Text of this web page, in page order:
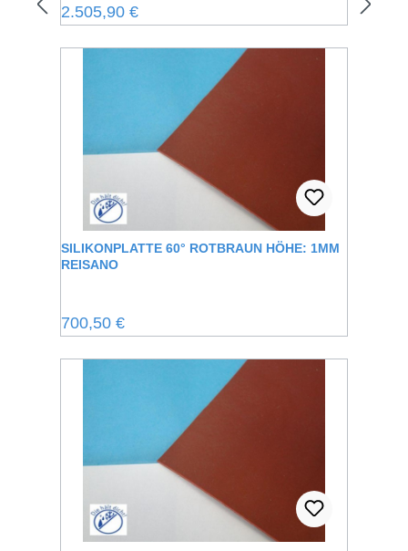
Regulärer Preis:
2.505,90 €
SILIKONPLATTE 60° ROTBRAUN HÖHE: 1MM
REISANO
Regulärer Preis:
700,50 €